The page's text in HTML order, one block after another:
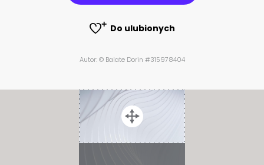
Do ulubionych
Autor: © Balate Dorin #315978404